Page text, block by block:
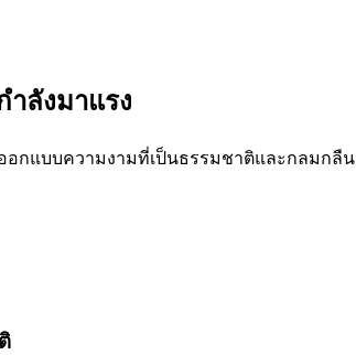
ำลังมาแรง
ออกแบบความงามที่เป็นธรรมชาติและกลมกลืน